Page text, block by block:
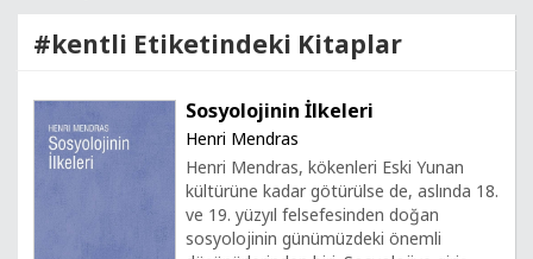
#kentli Etiketindeki Kitaplar
Sosyolojinin İlkeleri
Henri Mendras
Henri Mendras, kökenleri Eski Yunan
kültürüne kadar götürülse de, aslında 18.
ve 19. yüzyıl felsefesinden doğan
sosyolojinin günümüzdeki önemli